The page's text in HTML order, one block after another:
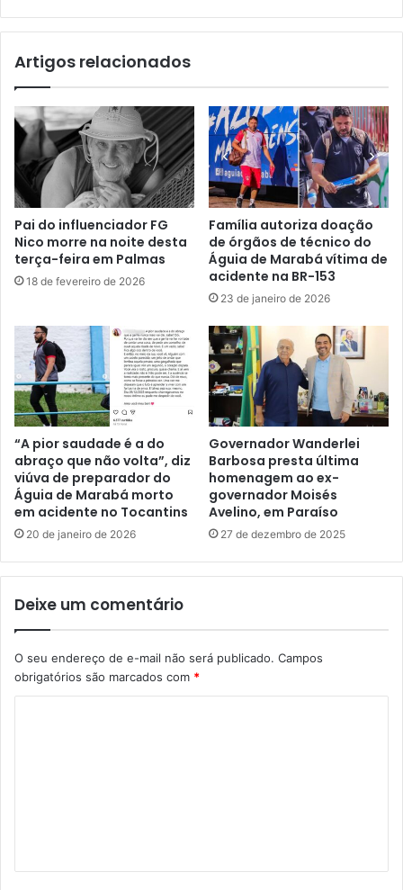
Artigos relacionados
Pai do influenciador FG
Nico morre na noite desta
terça-feira em Palmas
18 de fevereiro de 2026
Família autoriza doação
de órgãos de técnico do
Águia de Marabá vítima de
acidente na BR-153
23 de janeiro de 2026
“A pior saudade é a do
abraço que não volta”, diz
viúva de preparador do
Águia de Marabá morto
em acidente no Tocantins
20 de janeiro de 2026
Governador Wanderlei
Barbosa presta última
homenagem ao ex-
governador Moisés
Avelino, em Paraíso
27 de dezembro de 2025
Deixe um comentário
O seu endereço de e-mail não será publicado. Campos
obrigatórios são marcados com *
á